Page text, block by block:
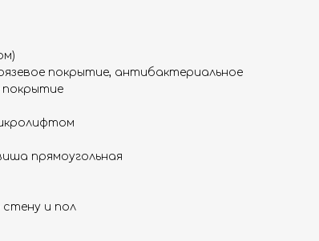
покрытие, антибактериальное
прямоугольная
стену и пол